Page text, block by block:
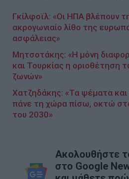
Γκίλφοϊλ: «Οι ΗΠΑ βλέπουν
ακρογωνιαίο λίθο της
ασφάλειας»
Μητσοτάκης: «Η μόνη
και Τουρκίας η οριοθέτηση
ζωνών»
Χατζηδάκης: «Τα ψέματα
πάνε τη χώρα πίσω, οκτώ
του 2030»
Ακολουθήστε
στο Google